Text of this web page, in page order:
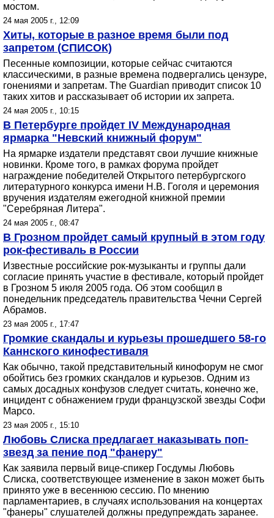
мостом.
24 мая 2005 г., 12:09
Хиты, которые в разное время были под
запретом (СПИСОК)
Песенные композиции, которые сейчас считаются
классическими, в разные времена подвергались цензуре,
гонениями и запретам. The Guardian приводит список 10
таких хитов и рассказывает об истории их запрета.
24 мая 2005 г., 10:15
В Петербурге пройдет IV Международная
ярмарка "Hевский книжный форум"
На ярмарке издатели представят свои лучшие книжные
новинки. Кроме того, в рамках форума пройдет
награждение победителей Открытого петербургского
литературного конкурса имени H.В. Гоголя и церемония
вручения издателям ежегодной книжной премии
"Серебряная Литера".
24 мая 2005 г., 08:47
В Грозном пройдет самый крупный в этом году
рок-фестиваль в России
Известные российские рок-музыканты и группы дали
согласие принять участие в фестивале, который пройдет
в Грозном 5 июля 2005 года. Об этом сообщил в
понедельник председатель правительства Чечни Сергей
Абрамов.
23 мая 2005 г., 17:47
Громкие скандалы и курьезы прошедшего 58-го
Каннского кинофестиваля
Как обычно, такой представительный кинофорум не смог
обойтись без громких скандалов и курьезов. Одним из
самых досадных конфузов следует считать, конечно же,
инцидент с обнажением груди французской звезды Софи
Марсо.
23 мая 2005 г., 15:10
Любовь Слиска предлагает наказывать поп-
звезд за пение под "фанеру"
Как заявила первый вице-спикер Госдумы Любовь
Слиска, соответствующее изменение в закон может быть
принято уже в весеннюю сессию. По мнению
парламентариев, в случаях использования на концертах
"фанеры" слушателей должны предупреждать заранее.